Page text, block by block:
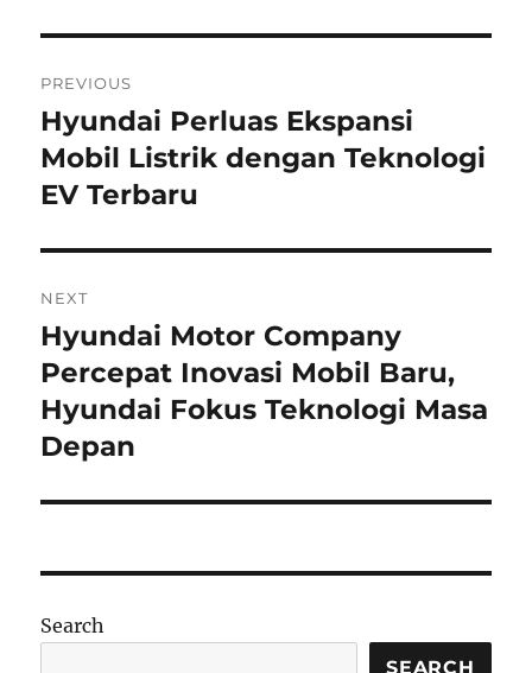
navigation
PREVIOUS
Previous
post:
Hyundai Perluas Ekspansi
Mobil Listrik dengan Teknologi
EV Terbaru
NEXT
Next
post:
Hyundai Motor Company
Percepat Inovasi Mobil Baru,
Hyundai Fokus Teknologi Masa
Depan
Search
SEARCH